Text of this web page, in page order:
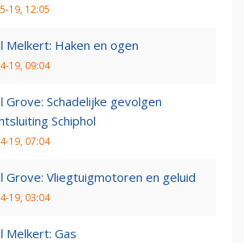
19, 12:05
Melkert: Haken en ogen
19, 09:04
Grove: Schadelijke gevolgen
Schiphol
19, 07:04
Grove: Vliegtuigmotoren en geluid
19, 03:04
Melkert: Gas